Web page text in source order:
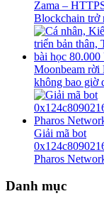
Zama –
Blockchain trở
Moonbeam rời
không bao giờ
Giải mã bot
Pharos
Danh mục